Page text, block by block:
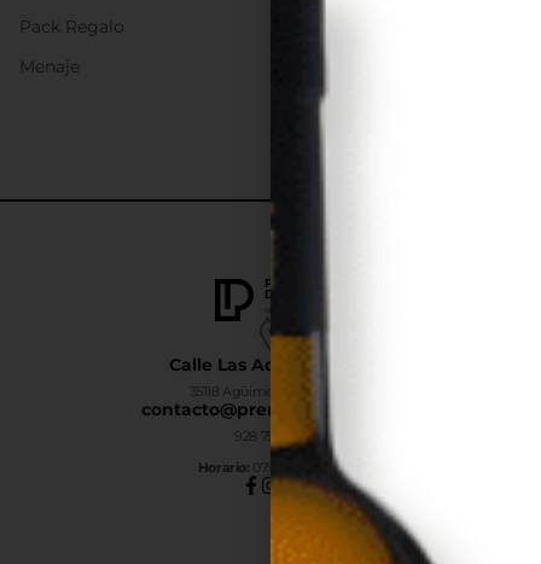
Calle Las Adelfas Nº6-B
35118 Agüimes, Las Palmas
contacto@premiumdrinks.es
928 754 363
Horario: 07:00h a 15:00h
Pack Regalo
Menaje